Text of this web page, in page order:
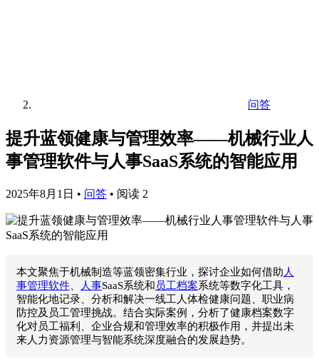
问答
提升蓝领健康与管理效率——机械行业人
事管理软件与人事SaaS系统的智能应用
2025年8月1日 • 问答 • 阅读 2
本文聚焦于机械制造等蓝领密集行业，探讨企业如何借助 人
事管理软件
人事SaaS系统和 员工档案系统等数字化工具，
智能化地记录、分析和解决一线工人体检健康问题、职业病
防控及员工管理挑战。结合实际案例，分析了健康档案数字
化对员工福利、企业合规和管理效率的积极作用，并提出未
来人力资源管理与智能系统深度融合的发展趋势。